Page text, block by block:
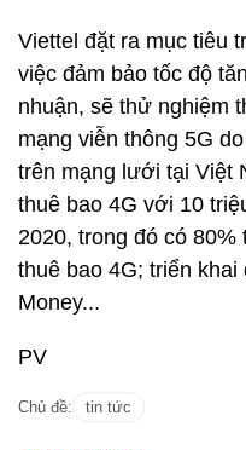
Viettel đặt ra mục tiêu
việc đảm bảo tốc độ
nhuận, sẽ thử nghiệm
mạng viễn thông 5G
trên mạng lưới tại Việt
thuê bao 4G với 10
2020, trong đó có 80%
thuê bao 4G; triển
Money...
PV
Chủ đề: tin tức